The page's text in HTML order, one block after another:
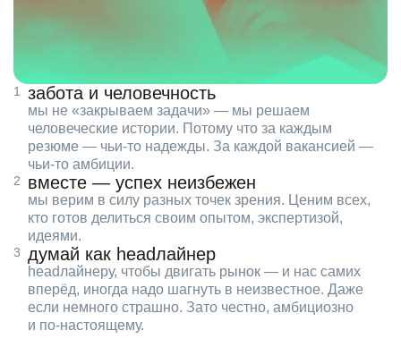
забота и человечность
мы не «закрываем задачи» — мы решаем
человеческие истории. Потому что за каждым
резюме — чьи‑то надежды. За каждой вакансией —
чьи‑то амбиции.
вместе — успех неизбежен
мы верим в силу разных точек зрения. Ценим всех,
кто готов делиться своим опытом, экспертизой,
идеями.
думай как headлайнер
headлайнеру, чтобы двигать рынок — и нас самих
вперёд, иногда надо шагнуть в неизвестное. Даже
если немного страшно. Зато честно, амбициозно
и по‑настоящему.